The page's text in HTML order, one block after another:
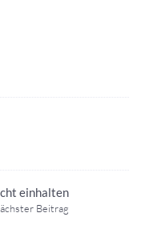
einhalten
Beitrag